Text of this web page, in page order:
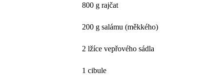
800 g rajčat
200 g salámu (měkkého)
2 lžíce vepřového sádla
1 cibule